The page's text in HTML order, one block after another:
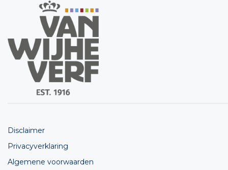
Disclaimer
Privacyverklaring
Algemene voorwaarden